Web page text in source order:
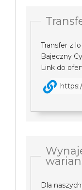
Transfer z
Bajeczny
Link do
Dla